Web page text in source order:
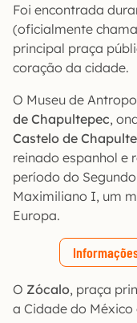
Foi encontrada
(oficialmente
principal praça
coração da cidade.
O Museu de
de Chapultepec,
Castelo de
reinado espanhol e
período do
Maximiliano I, um
Europa.
O Zócalo, praça
a Cidade do México